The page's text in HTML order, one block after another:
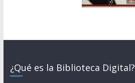
¿Qué es la Biblioteca Digital?